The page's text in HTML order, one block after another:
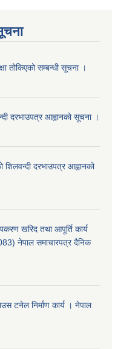
तोकिएको सम्बन्धी सूचना ।
दरभाउपत्र आह्वानको सूचना ।
शिलवन्दी दरभाउपत्र आह्वानको
खरिद तथा आपूर्ति कार्य
नेपाल समाचारपत्र दैनिक
टनेल निर्माण कार्य । नेपाल